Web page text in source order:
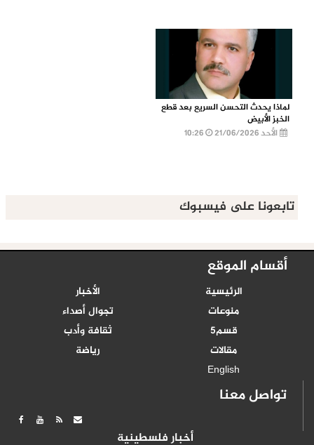
لماذا يحدث التحسن السريع بعد قطع
الخبز الأبيض
الأحد 21/06/2026
تابعونا على فيسبوك
أقسام الموقع
الرئيسية
الأخبار
منوعات
تجوال أصداء
قسم5
ثقافة وأدب
مقالات
رياضة
English
تواصل معنا
أخبار فلسطينية